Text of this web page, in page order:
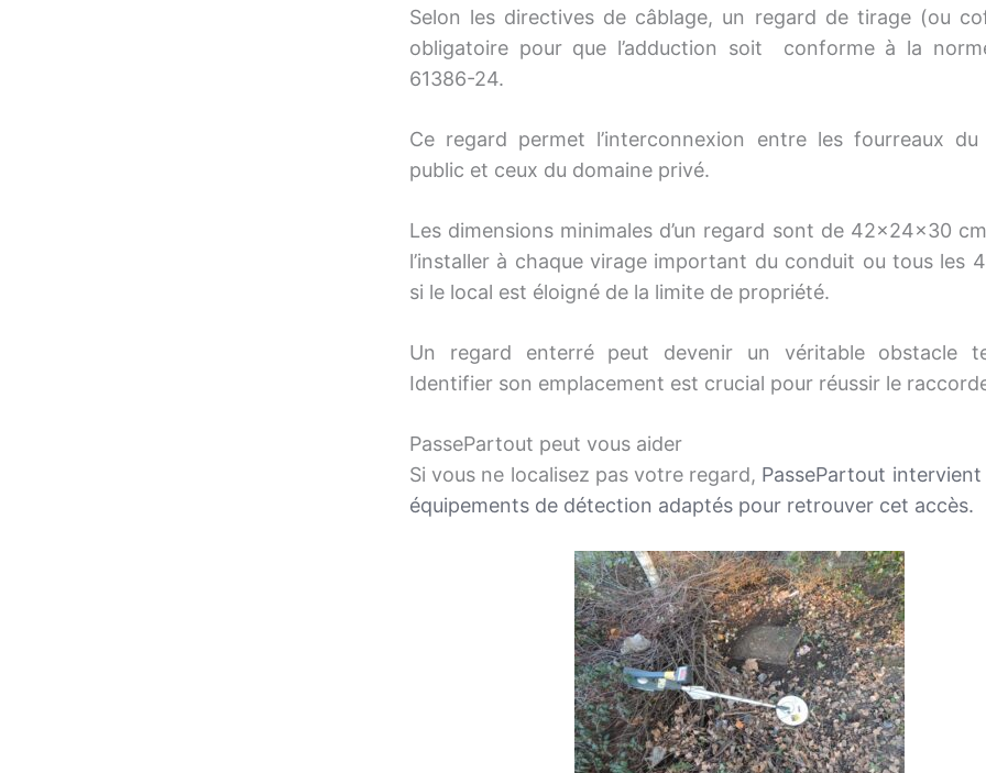
Selon les directives de câblage, un regard de tirage (ou
obligatoire pour que l’adduction soit conforme à la
61386-24.
Ce regard permet l’interconnexion entre les fourreaux du
public et ceux du domaine privé.
Les dimensions minimales d’un regard sont de 42x24x30
l’installer à chaque virage important du conduit ou tous les
si le local est éloigné de la limite de propriété.
Un regard enterré peut devenir un véritable obstacle
Identifier son emplacement est crucial pour réussir le
PassePartout peut vous aider
Si vous ne localisez pas votre regard, PassePartout intervient
équipements de détection adaptés pour retrouver cet accès.